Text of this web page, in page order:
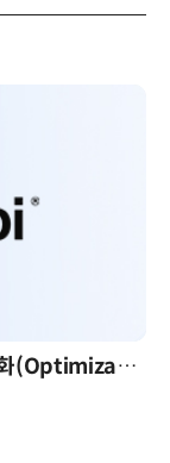
폭증하는 AI 토큰